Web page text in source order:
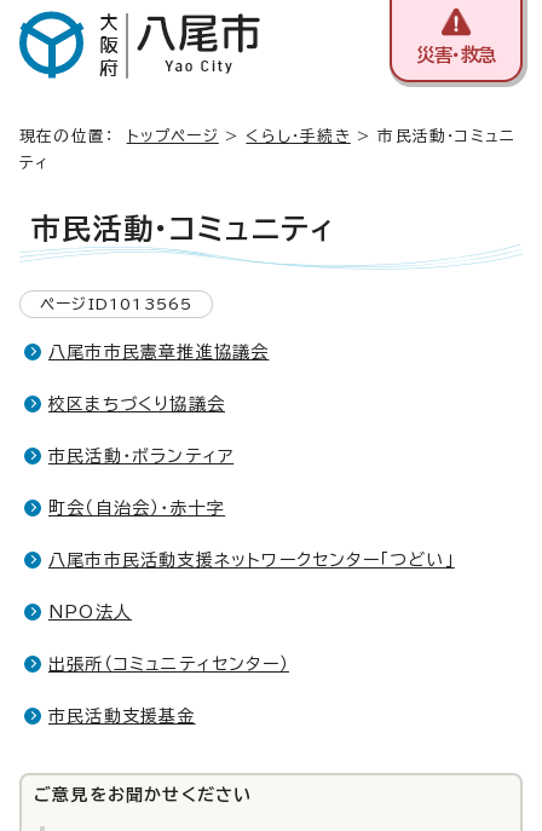
災害・救急
現在の位置： トップページ > くらし・手続き > 市民活動・コミュニ
ティ
市民活動・コミュニティ
ページID1013565
八尾市市民憲章推進協議会
校区まちづくり協議会
市民活動・ボランティア
町会（自治会）・赤十字
八尾市市民活動支援ネットワークセンター「つどい」
NPO法人
出張所（コミュニティセンター）
市民活動支援基金
ご意見をお聞かせください